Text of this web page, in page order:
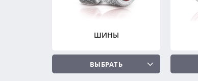
ШИНЫ
ВЫБРАТЬ